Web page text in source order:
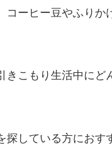
コーヒー豆やふりか
きこもり生活中にど
探している方におす